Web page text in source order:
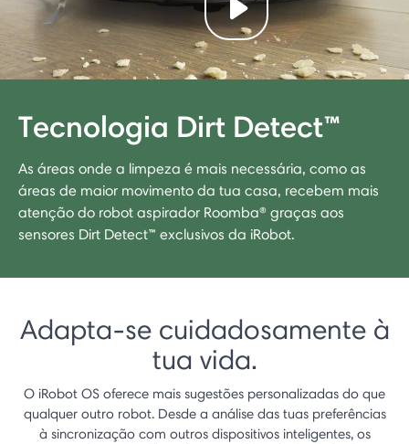
Play video
Tecnologia Dirt Detect™
As áreas onde a limpeza é mais necessária, como as
áreas de maior movimento da tua casa, recebem mais
atenção do robot aspirador Roomba® graças aos
sensores Dirt Detect™ exclusivos da iRobot.
Adapta-se cuidadosamente à
tua vida.
O iRobot OS oferece mais sugestões personalizadas do que
qualquer outro robot. Desde a análise das tuas preferências
à sincronização com outros dispositivos inteligentes, os